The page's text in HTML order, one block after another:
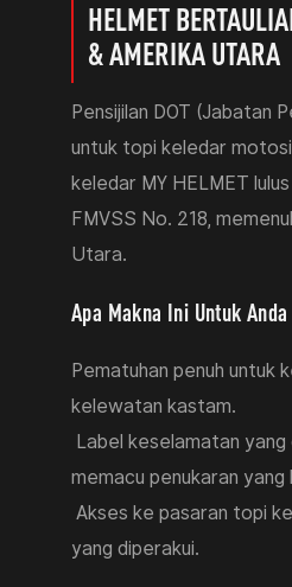
HELMET
& AMERIKA UTARA
Pensijilan DOT (Jabatan
untuk topi keledar
keledar MY HELMET
FMVSS No. 218,
Utara.
Apa Makna Ini Untuk Anda
Pematuhan penuh untuk
kelewatan kastam.
Label keselamatan
memacu penukaran yang
Akses ke pasaran topi
yang diperakui.
950 L DOT